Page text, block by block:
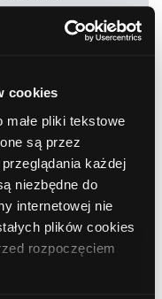
cookies
pliki tekstowe
są przez
każdej
niezbędne do
internetowej nie
plików cookies
rozpoczęciem
SA),
28